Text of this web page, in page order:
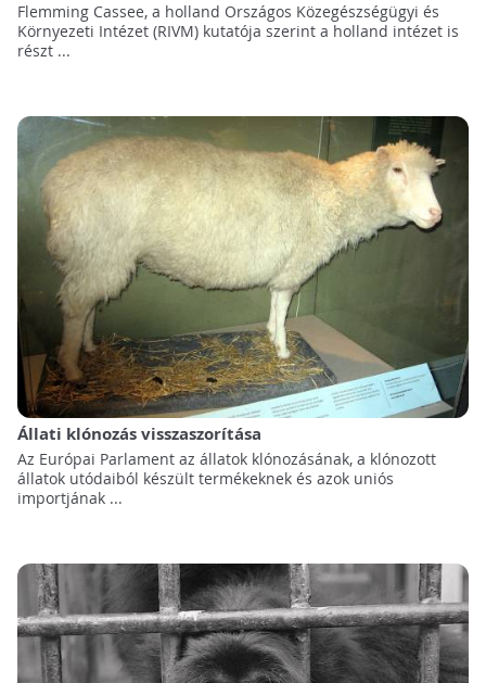
Flemming Cassee, a holland Országos Közegészségügyi és
Környezeti Intézet (RIVM) kutatója szerint a holland intézet is
részt ...
Állati klónozás visszaszorítása
Az Európai Parlament az állatok klónozásának, a klónozott
állatok utódaiból készült termékeknek és azok uniós
importjának ...